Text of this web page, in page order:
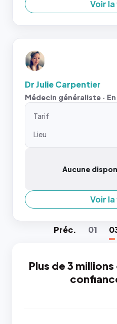
Voir
Dr Julie Carpentier
Médecin généraliste ·
Tarif
Lieu
Aucune
Voir
Préc. 01
Plus de 3